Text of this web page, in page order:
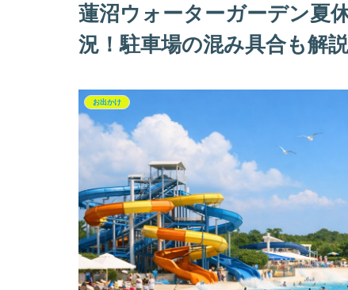
蓮沼ウォーターガーデン夏
況！駐車場の混み具合も解説
お出かけ